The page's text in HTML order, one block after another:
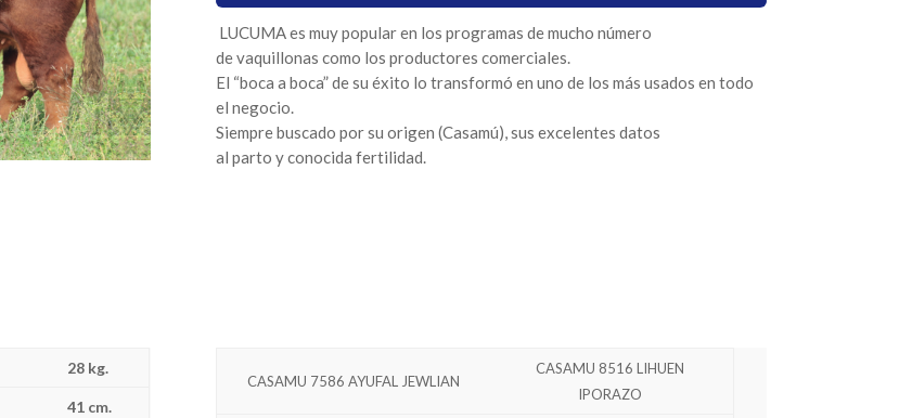
LUCUMA es muy popular en los programas de mucho número
de vaquillonas como los productores comerciales.
El “boca a boca” de su éxito lo transformó en uno de los más usados en todo
el negocio.
Siempre buscado por su origen (Casamú), sus excelentes datos
al parto y conocida fertilidad.
28 kg.
41 cm.
CASAMU 7586 AYUFAL JEWLIAN
CASAMU 8516 LIHUEN
IPORAZO